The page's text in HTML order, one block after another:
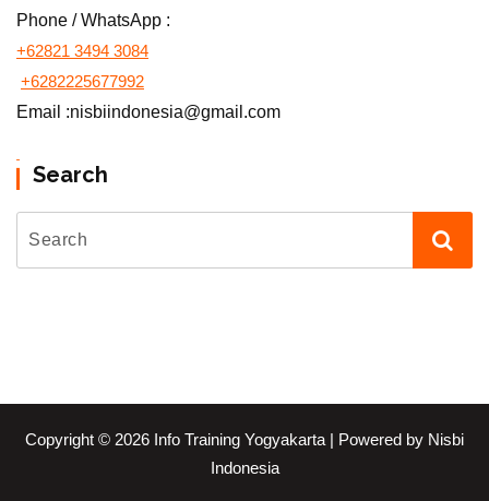
Phone / WhatsApp :
+62821 3494 3084
+6282225677992
Email :nisbiindonesia@gmail.com
Search
Copyright © 2026 Info Training Yogyakarta | Powered by Nisbi
Indonesia